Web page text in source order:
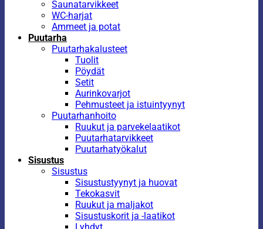
Saunatarvikkeet
WC-harjat
Ammeet ja potat
Puutarha
Puutarhakalusteet
Tuolit
Pöydät
Setit
Aurinkovarjot
Pehmusteet ja istuintyynyt
Puutarhanhoito
Ruukut ja parvekelaatikot
Puutarhatarvikkeet
Puutarhatyökalut
Sisustus
Sisustus
Sisustustyynyt ja huovat
Tekokasvit
Ruukut ja maljakot
Sisustuskorit ja -laatikot